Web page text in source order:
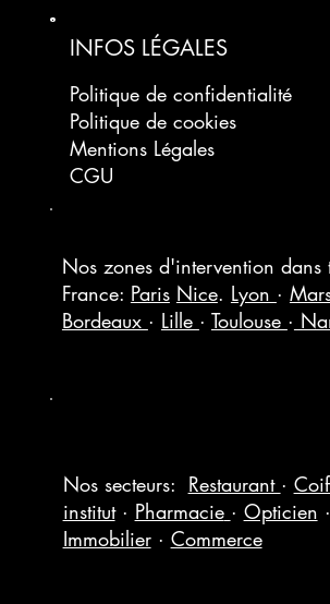
Nos zones d'intervention dans
France: Paris Nice. Lyon ·
Bordeaux · Lille · Toulouse ·
Nos secteurs: Restaurant ·
institut · Pharmacie · Opticien ·
Immobilier· Commerce
INFOS LÉGALES
Politique de confidentialité
Politique de cookies
Mentions Légales
CGU